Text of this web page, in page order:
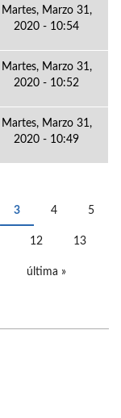
Martes, Marzo 31,
2020 - 10:54
Martes, Marzo 31,
2020 - 10:52
Martes, Marzo 31,
2020 - 10:49
3 4 5
12 13
última »